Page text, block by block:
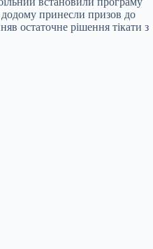
принесли призов до
остаточне рішення тікати з